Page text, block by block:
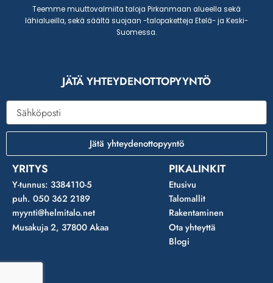
Teemme muuttovalmiita taloja Pirkanmaan alueella sekä
lähialueilla, sekä säältä suojaan -talopaketteja Etelä- ja Keski-
Suomessa.
JÄTÄ YHTEYDENOTTOPYYNTÖ
Sähköposti
Jätä yhteydenottopyyntö
YRITYS
Y-tunnus: 3384110-5
puh. 050 362 2189
myynti@helmitalo.net
Musakuja 2, 37800 Akaa
PIKALINKIT
Etusivu
Talomallit
Rakentaminen
Ota yhteyttä
Blogi